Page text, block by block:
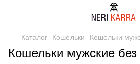
Каталог Кошельки Кошельки
Кошельки мужские без